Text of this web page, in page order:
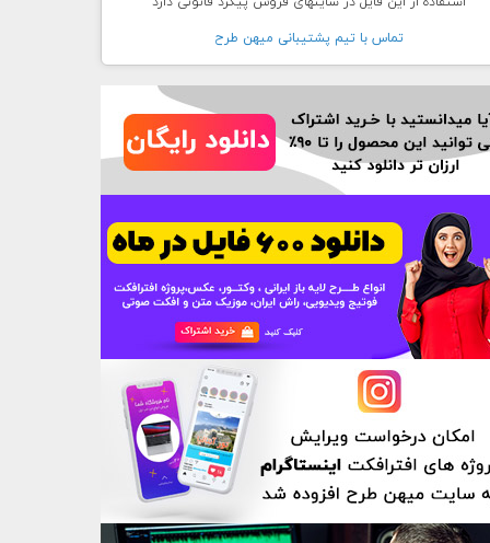
تماس با تيم پشتيبانی ميهن طرح